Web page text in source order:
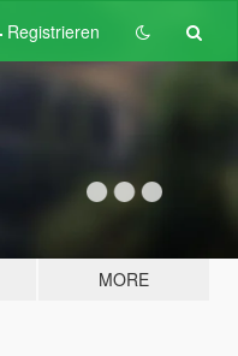
Registrieren
MORE